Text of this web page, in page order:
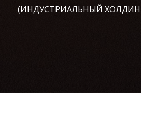
(ИНДУСТРИАЛЬНЫЙ